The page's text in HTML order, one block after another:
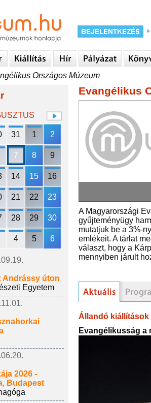
Országos Múzeum
31 1 2
7 8 9
14 15 16
21 22 23
28 29 30
4 5 6
Andrássy úton
Egyetem
2026 -
Budapest
Evangélikus
A Magyarországi
gyűjteményügy
mutatjuk be a 3%-
emlékeit. A tárlat
választ, hogy a
mennyiben járult
Állandó kiállítások
Evangélikusság a